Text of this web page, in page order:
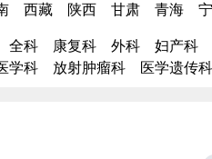
西藏 陕西 甘肃 青海
全科 康复科 外科 妇产科
学科 放射肿瘤科 医学遗传科